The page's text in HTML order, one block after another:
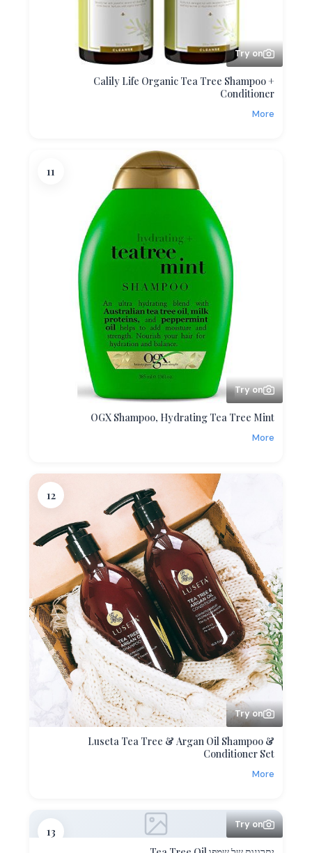
Try on
Calily Life Organic Tea Tree Shampoo +
Conditioner
More
11
Try on
OGX Shampoo, Hydrating Tea Tree Mint
More
12
Try on
Luseta Tea Tree & Argan Oil Shampoo &
Conditioner Set
More
13
Try on